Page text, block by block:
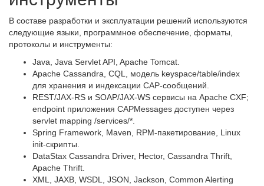
В составе разработки и эксплуатации решений используются
следующие языки, программное обеспечение, форматы,
протоколы и инструменты:
Java, Java Servlet API, Apache Tomcat.
Apache Cassandra, CQL, модель keyspace/table/index
для хранения и индексации CAP-сообщений.
REST/JAX-RS и SOAP/JAX-WS сервисы на Apache CXF;
endpoint приложения CAPMessages доступен через
servlet mapping /services/*.
Spring Framework, Maven, RPM-пакетирование, Linux
init-скрипты.
DataStax Cassandra Driver, Hector, Cassandra Thrift,
Apache Thrift.
XML, JAXB, WSDL, JSON, Jackson, Common Alerting